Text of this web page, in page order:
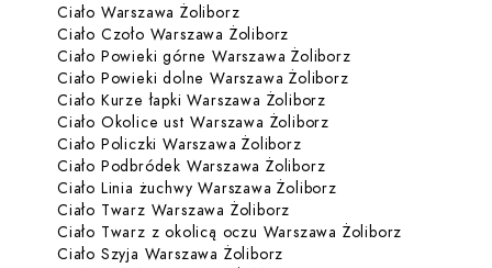
Zabiegi dla Ciało Warszawa Żoliborz
Ciało Warszawa ŻoliborzDowiedz się więcej o Ciało
Ciało Czoło Warszawa Żoliborz
Ciało Powieki górne Warszawa ŻoliborzDowiedz się
Ciało Powieki dolne Warszawa ŻoliborzDowiedz się
Ciało Kurze łapki Warszawa Żoliborz
Ciało Okolice ust Warszawa Żoliborz
Ciało Policzki Warszawa ŻoliborzDowiedz się więcej o
Ciało Podbródek Warszawa ŻoliborzDowiedz się więcej o
Ciało Linia żuchwy Warszawa ŻoliborzDowiedz się więcej
Ciało Twarz Warszawa Żoliborz
Ciało Twarz z okolicą oczu Warszawa Żoliborz
Ciało Szyja Warszawa Żoliborz